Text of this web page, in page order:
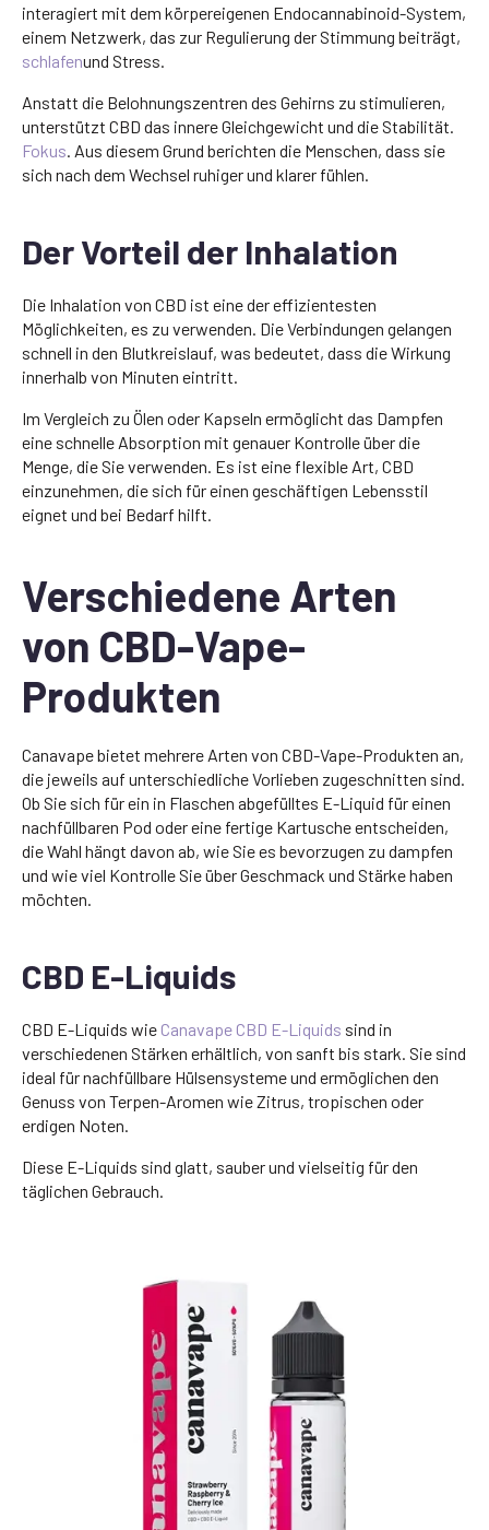
interagiert mit dem körpereigenen Endocannabinoid-System,
einem Netzwerk, das zur Regulierung der Stimmung beiträgt,
schlafenund Stress.
Anstatt die Belohnungszentren des Gehirns zu stimulieren,
unterstützt CBD das innere Gleichgewicht und die Stabilität.
Fokus. Aus diesem Grund berichten die Menschen, dass sie
sich nach dem Wechsel ruhiger und klarer fühlen.
Der Vorteil der Inhalation
Die Inhalation von CBD ist eine der effizientesten
Möglichkeiten, es zu verwenden. Die Verbindungen gelangen
schnell in den Blutkreislauf, was bedeutet, dass die Wirkung
innerhalb von Minuten eintritt.
Im Vergleich zu Ölen oder Kapseln ermöglicht das Dampfen
eine schnelle Absorption mit genauer Kontrolle über die
Menge, die Sie verwenden. Es ist eine flexible Art, CBD
einzunehmen, die sich für einen geschäftigen Lebensstil
eignet und bei Bedarf hilft.
Verschiedene Arten
von CBD-Vape-
Produkten
Canavape bietet mehrere Arten von CBD-Vape-Produkten an,
die jeweils auf unterschiedliche Vorlieben zugeschnitten sind.
Ob Sie sich für ein in Flaschen abgefülltes E-Liquid für einen
nachfüllbaren Pod oder eine fertige Kartusche entscheiden,
die Wahl hängt davon ab, wie Sie es bevorzugen zu dampfen
und wie viel Kontrolle Sie über Geschmack und Stärke haben
möchten.
CBD E-Liquids
CBD E-Liquids wie Canavape CBD E-Liquids sind in
verschiedenen Stärken erhältlich, von sanft bis stark. Sie sind
ideal für nachfüllbare Hülsensysteme und ermöglichen den
Genuss von Terpen-Aromen wie Zitrus, tropischen oder
erdigen Noten.
Diese E-Liquids sind glatt, sauber und vielseitig für den
täglichen Gebrauch.